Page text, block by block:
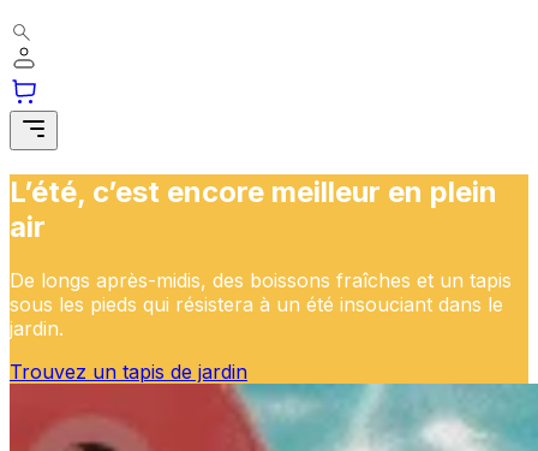
L’été, c’est encore meilleur en plein
air
De longs après-midis, des boissons fraîches et un tapis
sous les pieds qui résistera à un été insouciant dans le
jardin.
Trouvez un tapis de jardin